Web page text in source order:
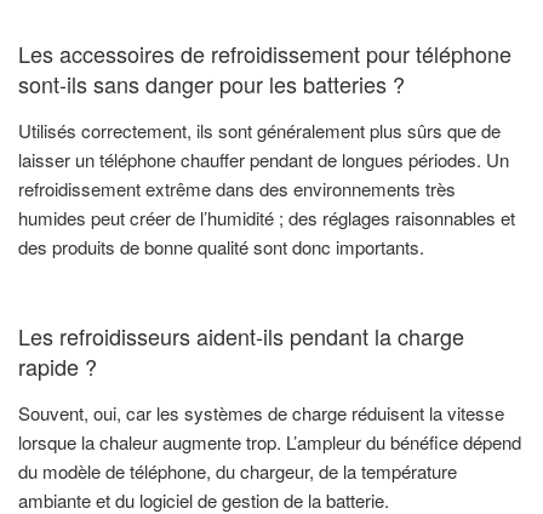
Les accessoires de refroidissement pour téléphone
sont-ils sans danger pour les batteries ?
Utilisés correctement, ils sont généralement plus sûrs que de
laisser un téléphone chauffer pendant de longues périodes. Un
refroidissement extrême dans des environnements très
humides peut créer de l’humidité ; des réglages raisonnables et
des produits de bonne qualité sont donc importants.
Les refroidisseurs aident-ils pendant la charge
rapide ?
Souvent, oui, car les systèmes de charge réduisent la vitesse
lorsque la chaleur augmente trop. L’ampleur du bénéfice dépend
du modèle de téléphone, du chargeur, de la température
ambiante et du logiciel de gestion de la batterie.